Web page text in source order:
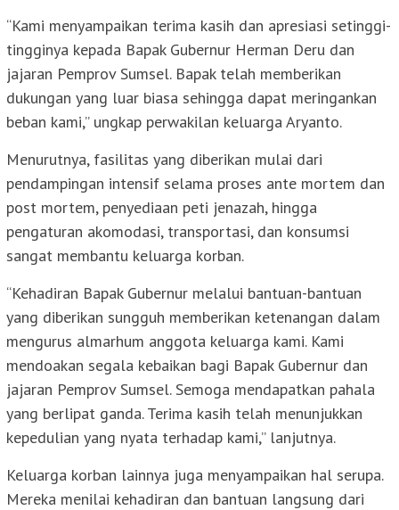
“Kami menyampaikan terima kasih dan apresiasi setinggi-
tingginya kepada Bapak Gubernur Herman Deru dan
jajaran Pemprov Sumsel. Bapak telah memberikan
dukungan yang luar biasa sehingga dapat meringankan
beban kami,” ungkap perwakilan keluarga Aryanto.
Menurutnya, fasilitas yang diberikan mulai dari
pendampingan intensif selama proses ante mortem dan
post mortem, penyediaan peti jenazah, hingga
pengaturan akomodasi, transportasi, dan konsumsi
sangat membantu keluarga korban.
“Kehadiran Bapak Gubernur melalui bantuan-bantuan
yang diberikan sungguh memberikan ketenangan dalam
mengurus almarhum anggota keluarga kami. Kami
mendoakan segala kebaikan bagi Bapak Gubernur dan
jajaran Pemprov Sumsel. Semoga mendapatkan pahala
yang berlipat ganda. Terima kasih telah menunjukkan
kepedulian yang nyata terhadap kami,” lanjutnya.
Keluarga korban lainnya juga menyampaikan hal serupa.
Mereka menilai kehadiran dan bantuan langsung dari